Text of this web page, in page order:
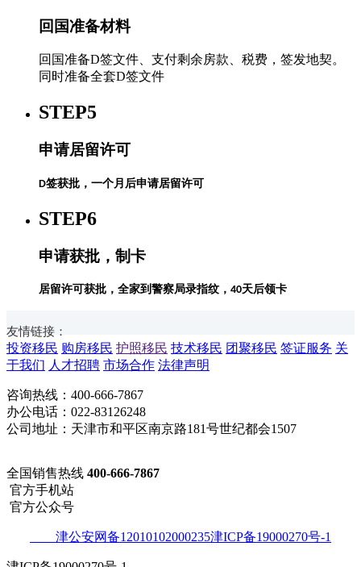
回国准备材料
回国准备D签文件、支付剩余房款、税费，签发地契。
同时准备全套D签文件
STEP5
申请居留许可
D签获批，一个月后申请居留许可
STEP6
申请获批，制卡
居留许可获批，全家到警察局录指纹， 40天后领卡
友情链接：
投资移民 购房移民 护照移民 技术移民 团聚移民 签证服务 关
于我们 人才招聘 市场合作 法律声明
咨询热线：400-666-7867
办公电话：022-83126248
公司地址：天津市和平区南京路181号世纪都会1507
全国销售热线 400-666-7867
官方手机站
官方公众号
津公安网备12010102000235津ICP备19000270号-1